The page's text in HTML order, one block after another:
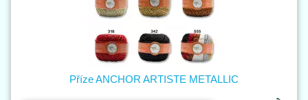
Příze ANCHOR ARTISTE METALLIC